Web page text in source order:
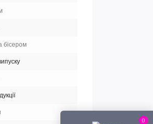
0
бісером